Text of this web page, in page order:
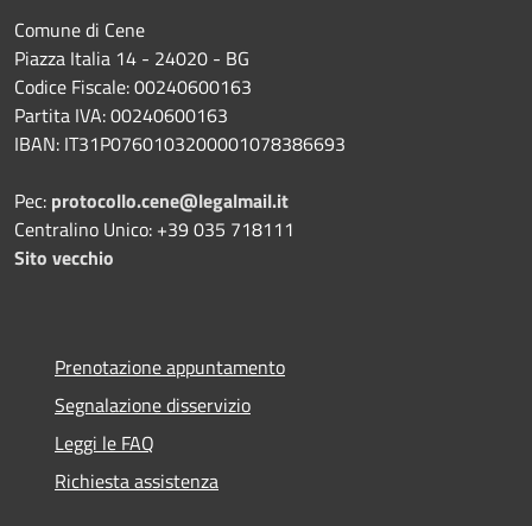
Comune di Cene
Piazza Italia 14 - 24020 - BG
Codice Fiscale: 00240600163
Partita IVA: 00240600163
IBAN: IT31P0760103200001078386693
Pec: protocollo.cene@legalmail.it
Centralino Unico: +39 035 718111
Sito vecchio
Prenotazione appuntamento
Segnalazione disservizio
Leggi le FAQ
Richiesta assistenza